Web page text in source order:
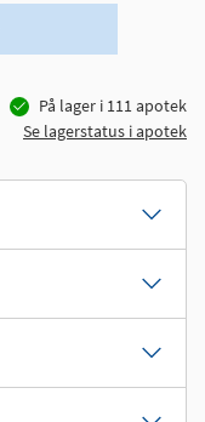
På lager i 111apotek
Se lagerstatus i apotek